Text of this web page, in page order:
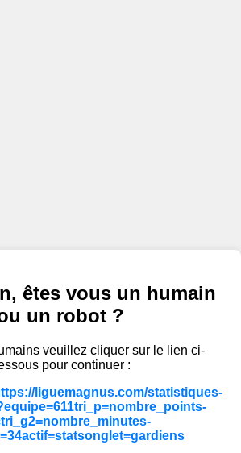
êtes vous un humain
un robot ?
veuillez cliquer sur le lien ci-
pour continuer :
liguemagnus.com/statistiques-